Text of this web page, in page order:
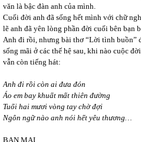
văn là bậc đàn anh của mình.
Cuối đời anh đã sống hết mình với chữ
lẽ anh đã yên lòng phần đời cuối bên bạn
Anh đi rồi, nhưng bài thơ “Lời tình buồn”
sống mãi ở các thế hệ sau, khi nào cuộc
vẫn còn tiếng hát:
Anh đi rồi còn ai đưa đón
Áo em bay khuất mất thiên đường
Tuổi hai mươi vòng tay chờ đợi
Ngôn ngữ nào anh nói hết yêu thương…
BAN MAI